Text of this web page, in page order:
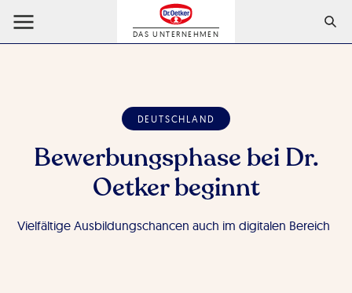
DAS UNTERNEHMEN
DEUTSCHLAND
Bewerbungsphase bei Dr.
Oetker beginnt
Vielfältige Ausbildungschancen auch im digitalen Bereich